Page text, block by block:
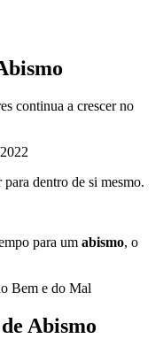
continua a crescer no
para dentro de si mesmo.
para um abismo, o
Bem e do Mal
de Abismo